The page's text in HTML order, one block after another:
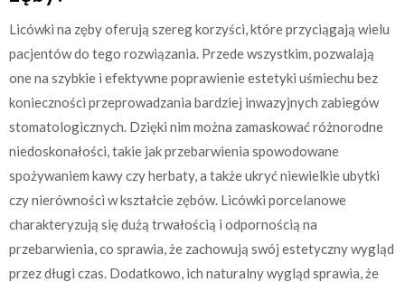
Licówki na zęby oferują szereg korzyści, które przyciągają wielu
pacjentów do tego rozwiązania. Przede wszystkim, pozwalają
one na szybkie i efektywne poprawienie estetyki uśmiechu bez
konieczności przeprowadzania bardziej inwazyjnych zabiegów
stomatologicznych. Dzięki nim można zamaskować różnorodne
niedoskonałości, takie jak przebarwienia spowodowane
spożywaniem kawy czy herbaty, a także ukryć niewielkie ubytki
czy nierówności w kształcie zębów. Licówki porcelanowe
charakteryzują się dużą trwałością i odpornością na
przebarwienia, co sprawia, że zachowują swój estetyczny wygląd
przez długi czas. Dodatkowo, ich naturalny wygląd sprawia, że